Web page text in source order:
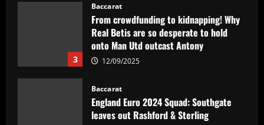
3
Baccarat
From crowdfunding to kidnapping! Why
Real Betis are so desperate to hold
onto Man Utd outcast Antony
12/09/2025
Baccarat
England Euro 2024 Squad: Southgate
leaves out Rashford & Sterling